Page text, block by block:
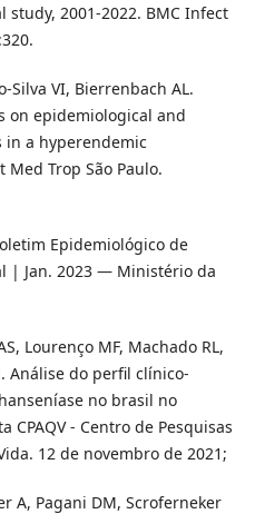
study, 2001-2022. BMC Infect
Silva VI, Bierrenbach AL.
on epidemiological and
a hyperendemic
Trop São Paulo.
Epidemiológico de
| Jan. 2023 — Ministério da
Lourenço MF, Machado RL,
Análise do perfil clínico-
no brasil no
CPAQV - Centro de Pesquisas
12 de novembro de 2021;
A, Pagani DM, Scroferneker